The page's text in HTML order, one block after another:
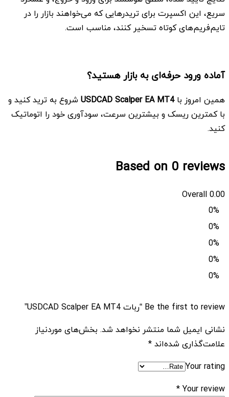
سریع، این اکسپرت برای تریدرهایی که می‌خواهند بازار را در
تایم‌فریم‌های کوتاه تسخیر کنند، مناسب است.
آماده ورود حرفه‌ای به بازار هستید؟
همین امروز باUSDCAD Scalper EA MT4 شروع به ترید کنید و
با کمترین ریسک و بیشترین سرعت، سودآوری خود را اتوماتیک
کنید.
Based on 0 reviews
0.00
Overall
0%
0%
0%
0%
0%
Be the first to review “ربات USDCAD Scalper EA MT4”
نشانی ایمیل شما منتشر نخواهد شد. بخش‌های موردنیاز
علامت‌گذاری شده‌اند*
Your rating
Your review
*